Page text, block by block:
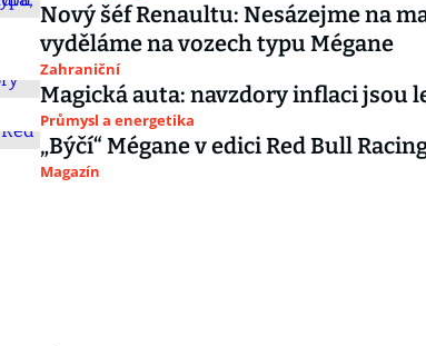
Nový šéf Renaultu: Nesázejme na
vyděláme na vozech typu Mégane
Zahraniční
Magická auta: navzdory inflaci jsou
Průmysl a energetika
„Býčí“ Mégane v edici Red Bull
Magazín